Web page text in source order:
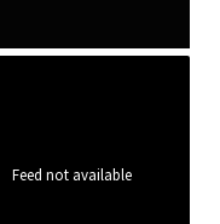
Feed not available